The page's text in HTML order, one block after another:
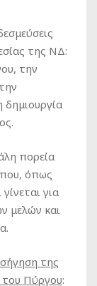
της ΝΔ:
την
δημιουργία
πορεία
όπως
για
μελών και
της
Πύργου: